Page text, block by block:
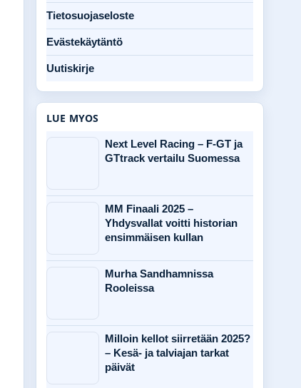
Tietosuojaseloste
Evästekäytäntö
Uutiskirje
LUE MYOS
Next Level Racing – F-GT ja
GTtrack vertailu Suomessa
MM Finaali 2025 –
Yhdysvallat voitti historian
ensimmäisen kullan
Murha Sandhamnissa
Rooleissa
Milloin kellot siirretään 2025?
– Kesä- ja talviajan tarkat
päivät